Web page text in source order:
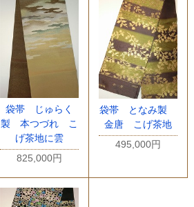
袋帯 じゅらく
製 本つづれ こ
げ茶地に雲
825,000円
袋帯 となみ製
金唐 こげ茶地
495,000円